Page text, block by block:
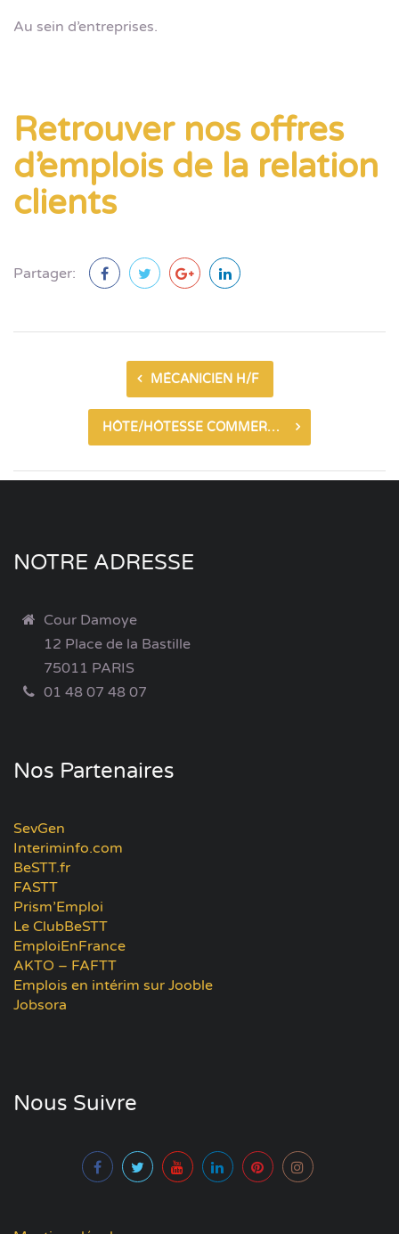
Au sein d’entreprises.
Retrouver nos offres
d’emplois de la relation
clients
Partager:
MÉCANICIEN H/F
HÔTE/HÔTESSE COMMERCIAL VEFA
NOTRE ADRESSE
Cour Damoye
12 Place de la Bastille
75011 PARIS
01 48 07 48 07
Nos Partenaires
SevGen
Interiminfo.com
BeSTT.fr
FASTT
Prism’Emploi
Le ClubBeSTT
EmploiEnFrance
AKTO – FAFTT
Emplois en intérim sur Jooble
Jobsora
Nous Suivre